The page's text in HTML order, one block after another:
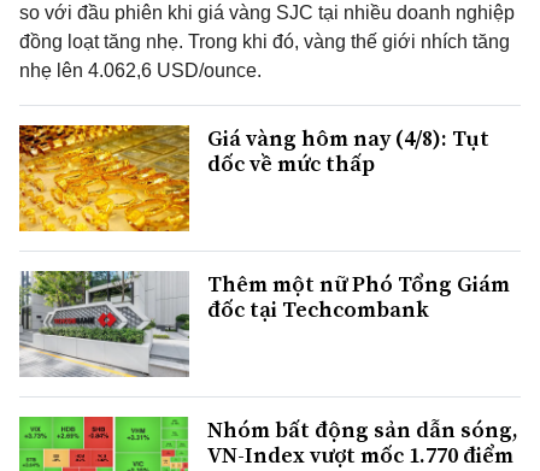
so với đầu phiên khi giá vàng SJC tại nhiều doanh nghiệp
đồng loạt tăng nhẹ. Trong khi đó, vàng thế giới nhích tăng
nhẹ lên 4.062,6 USD/ounce.
Giá vàng hôm nay (4/8): Tụt
dốc về mức thấp
Thêm một nữ Phó Tổng Giám
đốc tại Techcombank
Nhóm bất động sản dẫn sóng,
VN-Index vượt mốc 1.770 điểm